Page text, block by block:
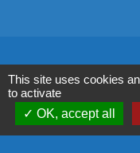
PANNEAU
NOS
This site uses cookies
to activate
OK, accept all